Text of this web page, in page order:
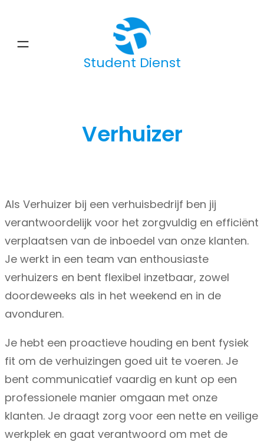
de
Student Dienst
Verhuizer
Als Verhuizer bij een verhuisbedrijf ben jij
verantwoordelijk voor het zorgvuldig en efficiënt
verplaatsen van de inboedel van onze klanten.
Je werkt in een team van enthousiaste
verhuizers en bent flexibel inzetbaar, zowel
doordeweeks als in het weekend en in de
avonduren.
Je hebt een proactieve houding en bent fysiek
fit om de verhuizingen goed uit te voeren. Je
bent communicatief vaardig en kunt op een
professionele manier omgaan met onze
klanten. Je draagt zorg voor een nette en veilige
werkplek en gaat verantwoord om met de